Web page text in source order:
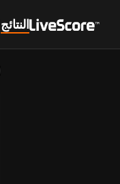
النتائج